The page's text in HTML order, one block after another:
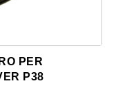
PER
P38